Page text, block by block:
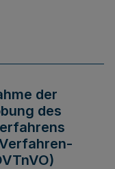
der
des